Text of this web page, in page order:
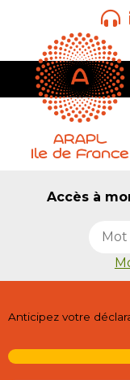
Accès à
Anticipez votre